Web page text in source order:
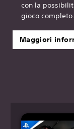
con la
gioco completo.
Maggiori